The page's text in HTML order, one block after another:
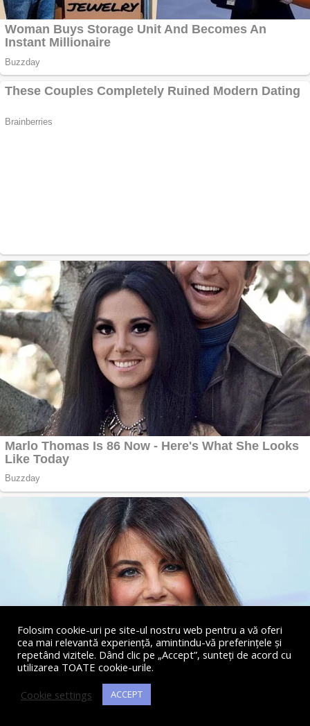
Folosim cookie-uri pe site-ul nostru web pentru a vă oferi
cea mai relevantă experiență, amintindu-vă preferințele și
repetând vizitele. Dând clic pe „Accept”, sunteți de acord cu
utilizarea TOATE cookie-urile.
Cookie settings
ACCEPT